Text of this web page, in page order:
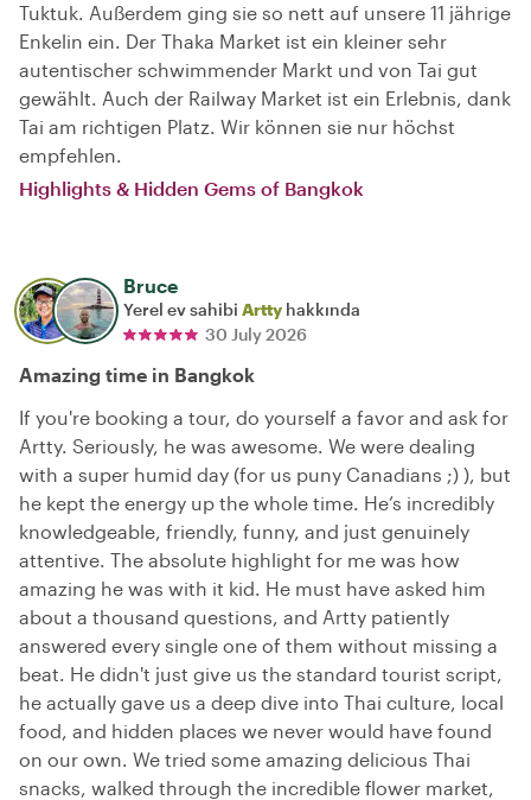
Tuktuk. Außerdem ging sie so nett auf unsere 11 jährige
Enkelin ein. Der Thaka Market ist ein kleiner sehr
autentischer schwimmender Markt und von Tai gut
gewählt. Auch der Railway Market ist ein Erlebnis, dank
Tai am richtigen Platz. Wir können sie nur höchst
empfehlen.
Highlights & Hidden Gems of Bangkok
Bruce
Yerel ev sahibi Artty hakkında
30 July 2026
Amazing time in Bangkok
If you're booking a tour, do yourself a favor and ask for
Artty. Seriously, he was awesome. We were dealing
with a super humid day (for us puny Canadians ;) ), but
he kept the energy up the whole time. He’s incredibly
knowledgeable, friendly, funny, and just genuinely
attentive. The absolute highlight for me was how
amazing he was with it kid. He must have asked him
about a thousand questions, and Artty patiently
answered every single one of them without missing a
beat. He didn't just give us the standard tourist script,
he actually gave us a deep dive into Thai culture, local
food, and hidden places we never would have found
on our own. We tried some amazing delicious Thai
snacks, walked through the incredible flower market,